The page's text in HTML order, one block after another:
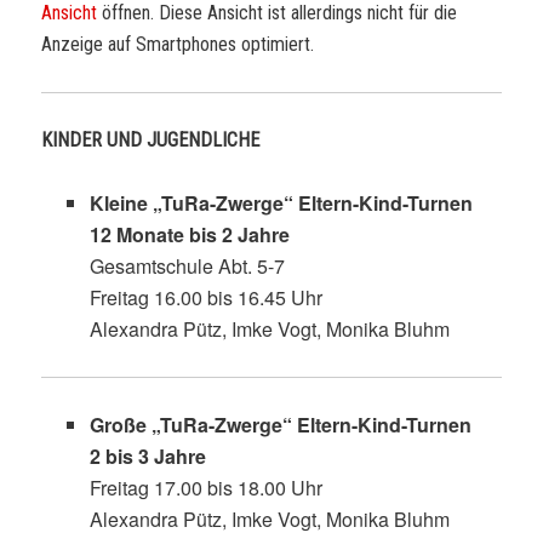
Ansicht öffnen. Diese Ansicht ist allerdings nicht für die
Anzeige auf Smartphones optimiert.
KINDER UND JUGENDLICHE
Kleine „TuRa-Zwerge“ Eltern-Kind-Turnen
12 Monate bis 2 Jahre
Gesamtschule Abt. 5-7
Freitag 16.00 bis 16.45 Uhr
Alexandra Pütz, Imke Vogt, Monika Bluhm
Große „TuRa-Zwerge“ Eltern-Kind-Turnen
2 bis 3 Jahre
Freitag 17.00 bis 18.00 Uhr
Alexandra Pütz, Imke Vogt, Monika Bluhm